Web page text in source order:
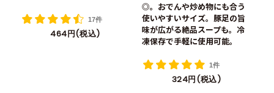
17件
464円(税込)
◎。おでんや炒め物にも合う
使いやすいサイズ。豚足の旨
味が広がる絶品スープも。冷
凍保存で手軽に使用可能。
1件
324円(税込)